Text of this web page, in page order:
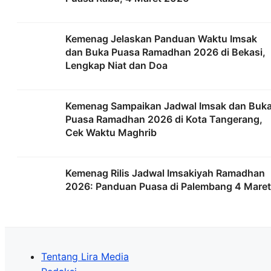
Kemenag Jelaskan Panduan Waktu Imsak
dan Buka Puasa Ramadhan 2026 di Bekasi,
Lengkap Niat dan Doa
Kemenag Sampaikan Jadwal Imsak dan
Puasa Ramadhan 2026 di Kota Tangerang,
Cek Waktu Maghrib
Kemenag Rilis Jadwal Imsakiyah Ramadhan
2026: Panduan Puasa di Palembang 4 Maret
Tentang Lira Media